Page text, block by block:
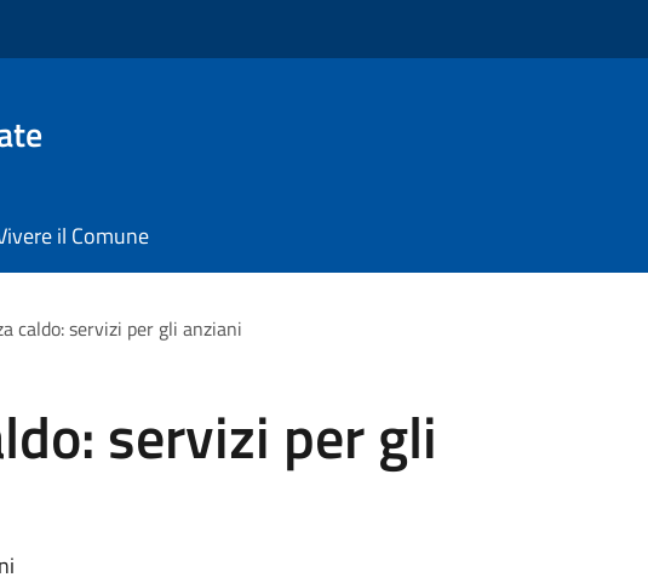
il Comune
caldo: servizi per gli anziani
servizi per gli